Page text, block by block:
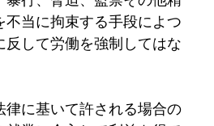
当に拘束する手段によつ
反して労働を強制してはな
律に基いて許される場合の